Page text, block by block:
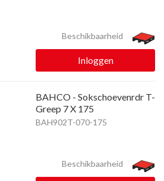
Beschikbaarheid
Inloggen
BAHCO - Sokschoevenrdr T-
Greep 7 X 175
BAH902T-070-175
Beschikbaarheid